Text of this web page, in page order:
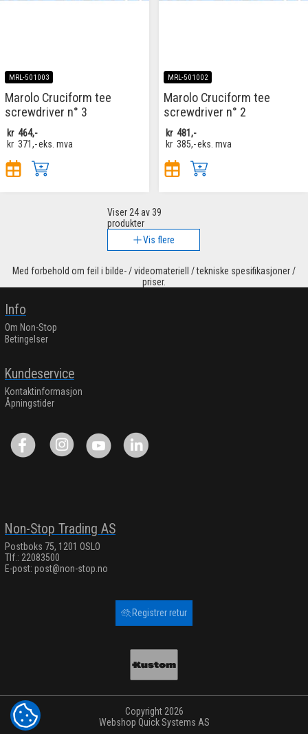
MRL-501003
Marolo Cruciform tee
screwdriver n° 3
kr 464,-
kr 371,-eks. mva
MRL-501002
Marolo Cruciform tee
screwdriver n° 2
kr 481,-
kr 385,-eks. mva
Viser 24av 39
produkter
Vis flere
Med forbehold om feil i bilde- / videomateriell / tekniske spesifikasjoner /
priser.
Info
Om Non-Stop
Betingelser
Kundeservice
Kontaktinformasjon
Åpningstider
Non-Stop Trading AS
Postboks 75, 1201 OSLO
Tlf.: 22083500
E-post: post@non-stop.no
Registrer retur
Copyright 2026
Webshop Quick Systems AS
COOKIE-INNSTILLINGER